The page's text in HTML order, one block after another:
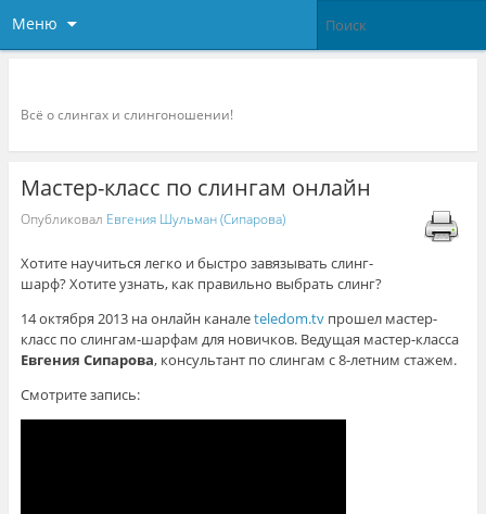
Меню
Всё о слингах и слингоношении!
Мастер-класс по слингам онлайн
Опубликовал Евгения Шульман (Сипарова)
Хотите научиться легко и быстро завязывать слинг-
шарф? Хотите узнать, как правильно выбрать слинг?
14 октября 2013 на онлайн каналеteledom.tvпрошел мастер-
класс по слингам-шарфам для новичков. Ведущая мастер-класса
Евгения Сипарова, консультант по слингам с 8-летним стажем.
Смотрите запись: